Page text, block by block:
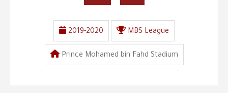
2019-2020 MBS League
Prince Mohamed bin Fahd Stadium